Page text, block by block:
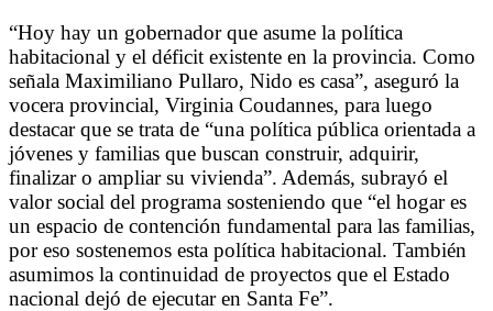
“Hoy hay un gobernador que asume la política
habitacional y el déficit existente en la provincia. Como
señala Maximiliano Pullaro, Nido es casa”, aseguró la
vocera provincial, Virginia Coudannes, para luego
destacar que se trata de “una política pública orientada a
jóvenes y familias que buscan construir, adquirir,
finalizar o ampliar su vivienda”. Además, subrayó el
valor social del programa sosteniendo que “el hogar es
un espacio de contención fundamental para las familias,
por eso sostenemos esta política habitacional. También
asumimos la continuidad de proyectos que el Estado
nacional dejó de ejecutar en Santa Fe”.